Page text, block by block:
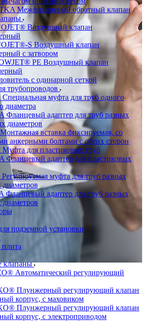
Межфланцевый обратный клапан
Воздушный клапан
S Воздушный клапан
с затвором
PE Воздушный клапан
с одинарной сеткой
трубопроводов
муфта для труб одного
диаметра
Фланцевый адаптер для труб разных
диаметров
вставка фиксируемая, со
анкерными болтами с обеих сторон
для пластиковых труб
Фланцевый адаптер для пластиковых
муфта для труб разных
Фланцевый адаптер для труб разных
подземной установки
клапаны
Автоматический регулирующий
Плунжерный регулирующий клапан
корпус, с маховиком
Плунжерный регулирующий клапан
корпус, с электроприводом